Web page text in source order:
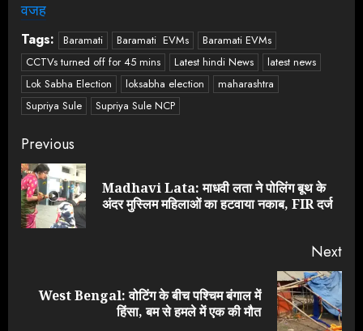
वजह
Tags: Baramati Baramati EVMs
Baramati EVMs
CCTVs turned off for 45 mins
Latest hindi News
latest news
Lok Sabha Election
loksabha election
maharashtra
Supriya Sule
Supriya Sule NCP
Continue
Reading
Previous
Madhavi Lata: माधवी लता ने पोलिंग बूथ के
अंदर मुस्लिम महिलाओं का हटवाया नकाब, FIR दर्ज
Next
Next
West Bengal: वोटिंग के बीच पश्चिम बंगाल में
हिंसा, बम से हमले में एक की मौत